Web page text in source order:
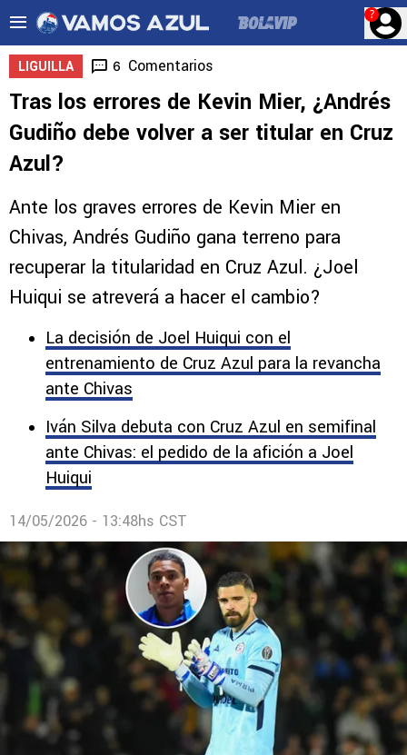
?
LIGUILLA 6 Comentarios
Tras los errores de Kevin Mier, ¿Andrés
Gudiño debe volver a ser titular en Cruz
Azul?
Ante los graves errores de Kevin Mier en
Chivas, Andrés Gudiño gana terreno para
recuperar la titularidad en Cruz Azul. ¿Joel
Huiqui se atreverá a hacer el cambio?
La decisión de Joel Huiqui con el
entrenamiento de Cruz Azul para la revancha
ante Chivas
Iván Silva debuta con Cruz Azul en semifinal
ante Chivas: el pedido de la afición a Joel
Huiqui
14/05/2026 - 13:48hs CST